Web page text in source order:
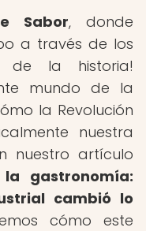
Sabor, donde
a través de los
de la historia!
mundo de la
la Revolución
nuestra
nuestro artículo
gastronomía:
cambió lo
cómo este